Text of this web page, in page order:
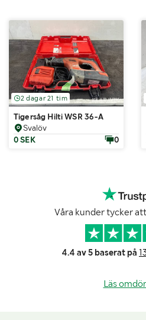
2 dagar 21 tim
Tigersåg Hilti WSR 36-A
Svalöv
0 SEK
0
Våra kunder tycker
4.4 av 5 baserat på
Läs